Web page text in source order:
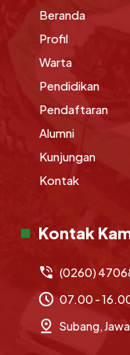
Beranda
Profil
Warta
Pendidikan
Pendaftaran
Alumni
Kunjungan
Kontak
Kontak
(0260)
07.00 -
Subang,